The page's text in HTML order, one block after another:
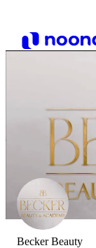
Becker Beauty